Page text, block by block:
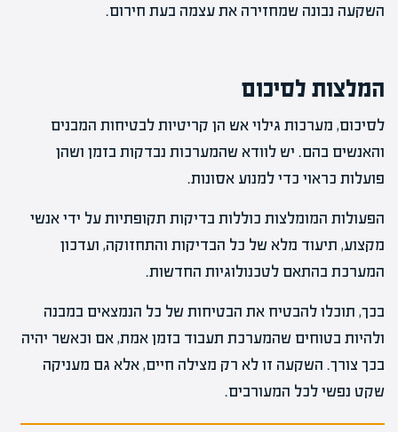
השקעה נבונה שמחזירה את עצמה בעת חירום.
המלצות לסיכום
לסיכום, מערכות גילוי אש הן קריטיות לבטיחות המבנים
והאנשים בהם. יש לוודא שהמערכות נבדקות בזמן ושהן
פועלות כראוי כדי למנוע אסונות.
הפעולות המומלצות כוללות בדיקות תקופתיות על ידי אנשי
מקצוע, תיעוד מלא של כל הבדיקות והתחזוקה, ועדכון
המערכת בהתאם לטכנולוגיות החדשות.
בכך, תוכלו להבטיח את הבטיחות של כל הנמצאים במבנה
ולהיות בטוחים שהמערכת תעבוד בזמן אמת, אם וכאשר יהיה
בכך צורך. השקעה זו לא רק מצילה חיים, אלא גם מעניקה
שקט נפשי לכל המעורבים.